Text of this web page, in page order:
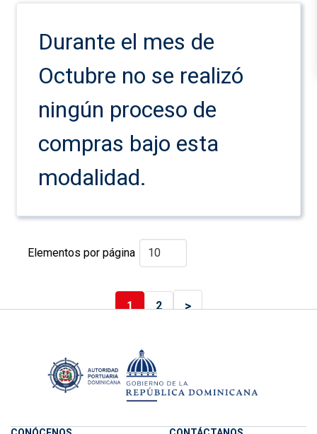
Durante el mes de
Octubre no se realizó
ningún proceso de
compras bajo esta
modalidad.
Elementos por página
1 2 >